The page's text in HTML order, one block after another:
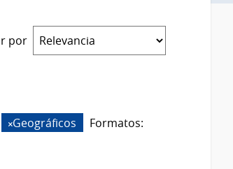
por
Geográficos
Formatos: